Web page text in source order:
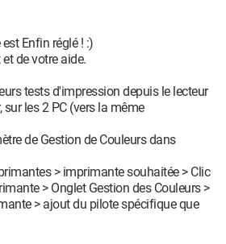
Enfin réglé ! :)
de votre aide.
tests d'impression depuis le lecteur
sur les 2 PC (vers la même
de Gestion de Couleurs dans
> imprimante souhaitée > Clic
> Onglet Gestion des Couleurs >
> ajout du pilote spécifique que